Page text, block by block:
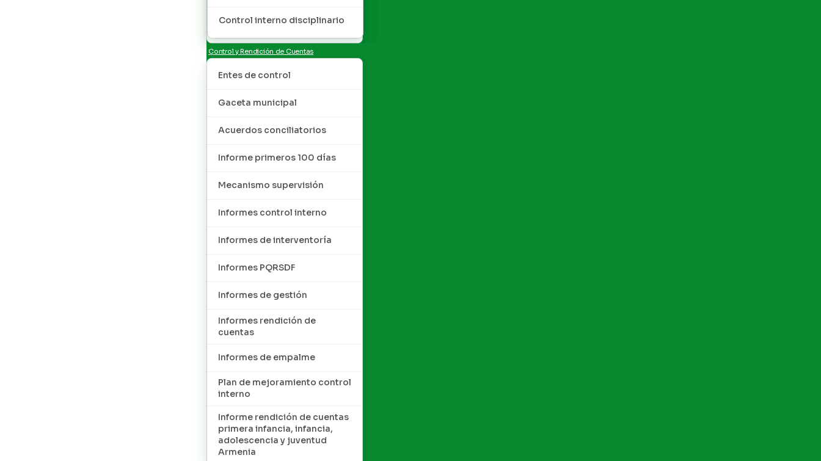
Control interno disciplinario
Control y Rendición de Cuentas
Entes de control
Gaceta municipal
Acuerdos conciliatorios
Informe primeros 100 días
Mecanismo supervisión
Informes control interno
Informes de interventoría
Informes PQRSDF
Informes de gestión
Informes rendición de
cuentas
Informes de empalme
Plan de mejoramiento control
interno
Informe rendición de cuentas
primera infancia, infancia,
adolescencia y juventud
Armenia